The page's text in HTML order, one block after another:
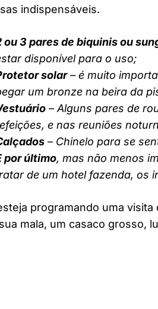
indispensáveis.
ou 3 pares de biquinis ou
disponível para o uso;
solar– é muito
um bronze na beira da
– Alguns pares de
e nas reuniões
– Chinelo para se
por último, mas não menos
de um hotel fazenda, os
programando uma
mala, um casaco grosso,